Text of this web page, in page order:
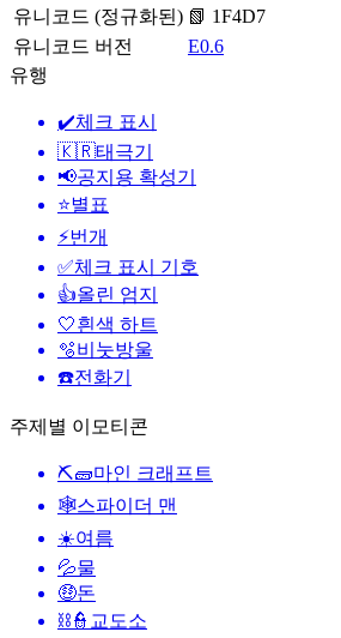
유니코드 (정규화된) 📗 1F4D7
유니코드 버전
E0.6
유행
✔️체크 표시
🇰🇷태극기
📢공지용 확성기
⭐별표
⚡번개
✅체크 표시 기호
👍올린 엄지
🤍흰색 하트
🫧비눗방울
☎️전화기
주제별 이모티콘
⛏🧱마인 크래프트
🕸️스파이더 맨
☀️여름
💦물
🤑돈
⛓️👮 교도소